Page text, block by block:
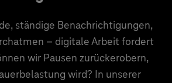
ständige Benachrichtigungen,
– digitale Arbeit fordert
wir Pausen zurückerobern,
wird? In unserer